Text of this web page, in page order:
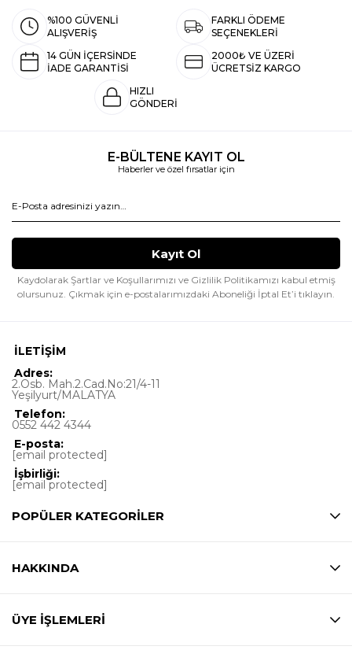
%100 GÜVENLİ
ALIŞVERİŞ
FARKLI ÖDEME
SEÇENEKLERİ
14 GÜN İÇERSİNDE
İADE GARANTİSİ
2000₺ VE ÜZERİ
ÜCRETSİZ KARGO
HIZLI
GÖNDERİ
E-BÜLTENE KAYIT OL
Haberler ve özel fırsatlar için
Kaydolarak Şartlar ve Koşullarımızı ve Gizlilik Politikamızı kabul etmiş
olursunuz. Çıkmak için e-postalarımızdaki Aboneliği İptal Et’i tıklayın.
İLETİŞİM
Adres:
2.Osb. Mah.2.Cad.No:21/4-11
Yeşilyurt/MALATYA
Telefon:
0552 442 4344
E-posta:
[email protected]
İşbirliği:
[email protected]
POPÜLER KATEGORİLER
HAKKINDA
ÜYE İŞLEMLERİ